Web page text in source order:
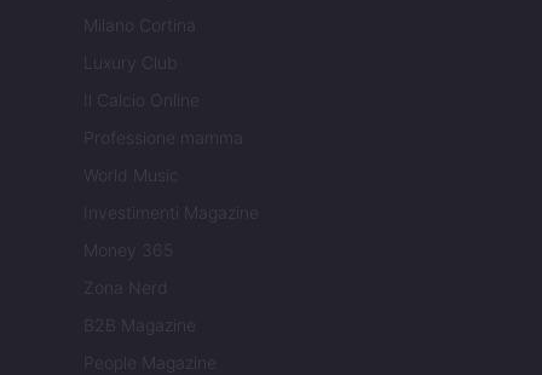
Milano Cortina
Luxury Club
Il Calcio Online
Professione mamma
World Music
Investimenti Magazine
Money 365
Zona Nerd
B2B Magazine
People Magazine